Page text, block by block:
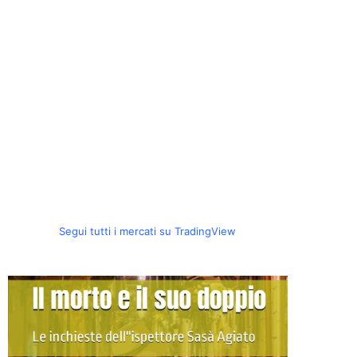
Segui tutti i mercati su TradingView